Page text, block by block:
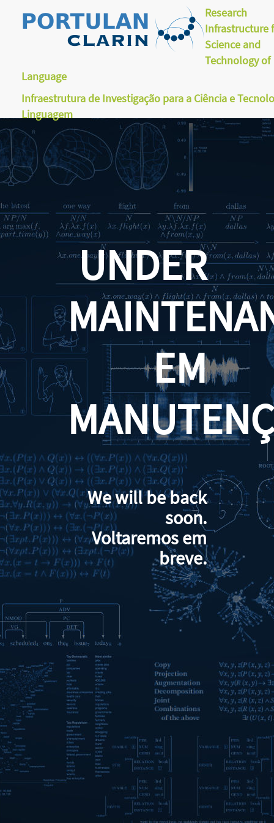
Research
Infrastructure
Science and
Technology of
Language
Infraestrutura de Investigação para a Ciência e
Linguagem
UNDER
EM
We will be back
soon.
Voltaremos em
breve.